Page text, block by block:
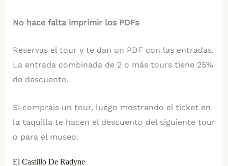
No hace falta imprimir los PDFs
Reservas el tour y te dan un PDF con las entradas.
La entrada combinada de 2 o más tours tiene 25%
de descuento.
Si compráis un tour, luego mostrando el ticket en
la taquilla te hacen el descuento del siguiente tour
o para el museo.
El Castillo De Radyne